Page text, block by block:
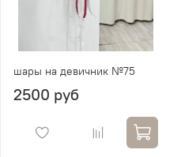
шары на девичник №75
2500 руб